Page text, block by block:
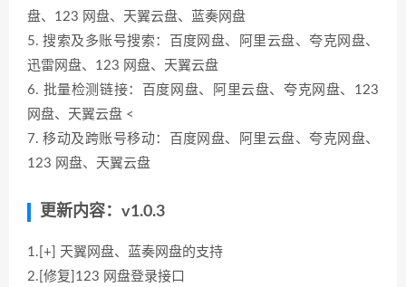
盘、123 网盘、天翼云盘、蓝奏网盘
5. 搜索及多账号搜索：百度网盘、阿里云盘、夸克网盘、
迅雷网盘、123 网盘、天翼云盘
6. 批量检测链接：百度网盘、阿里云盘、夸克网盘、123
网盘、天翼云盘 <
7. 移动及跨账号移动：百度网盘、阿里云盘、夸克网盘、
123 网盘、天翼云盘
更新内容：v1.0.3
1.[+] 天翼网盘、蓝奏网盘的支持
2.[修复]123 网盘登录接口